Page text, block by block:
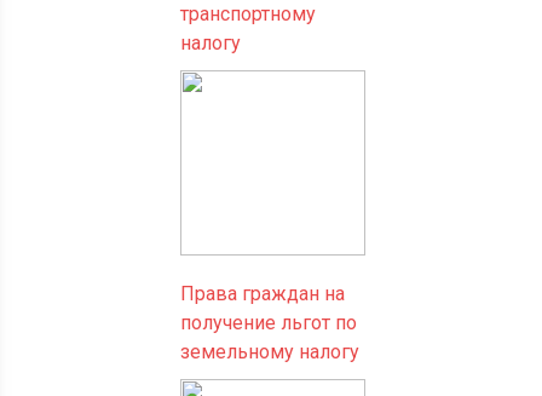
транспортному
налогу
Права граждан на
получение льгот по
земельному налогу